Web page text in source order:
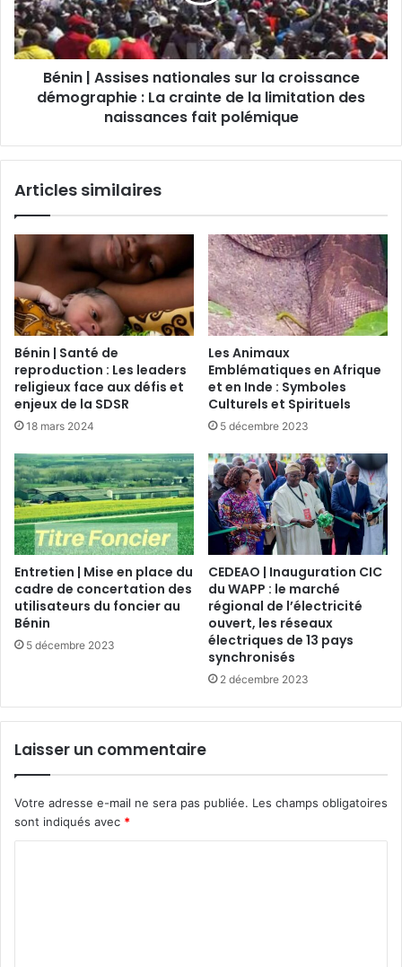
Bénin | Assises nationales sur la croissance
démographie : La crainte de la limitation des
naissances fait polémique
Articles similaires
Bénin | Santé de
reproduction : Les leaders
religieux face aux défis et
enjeux de la SDSR
18 mars 2024
Les Animaux
Emblématiques en Afrique
et en Inde : Symboles
Culturels et Spirituels
5 décembre 2023
Entretien | Mise en place du
cadre de concertation des
utilisateurs du foncier au
Bénin
5 décembre 2023
CEDEAO | Inauguration CIC
du WAPP : le marché
régional de l’électricité
ouvert, les réseaux
électriques de 13 pays
synchronisés
2 décembre 2023
Laisser un commentaire
Votre adresse e-mail ne sera pas publiée. Les champs obligatoires
sont indiqués avec *